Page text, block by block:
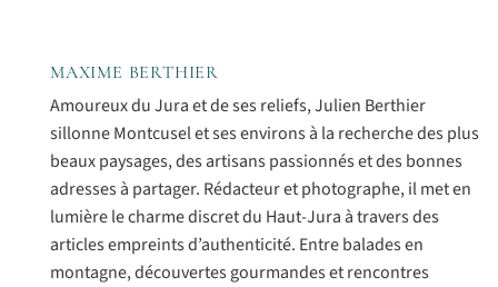
MAXIME BERTHIER
Amoureux du Jura et de ses reliefs, Julien Berthier
sillonne Montcusel et ses environs à la recherche des plus
beaux paysages, des artisans passionnés et des bonnes
adresses à partager. Rédacteur et photographe, il met en
lumière le charme discret du Haut-Jura à travers des
articles empreints d’authenticité. Entre balades en
montagne, découvertes gourmandes et rencontres